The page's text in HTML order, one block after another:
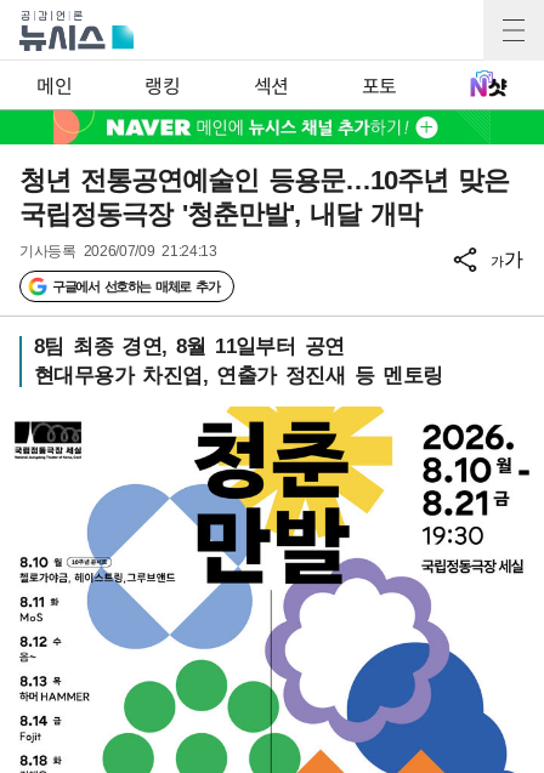
메인 랭킹 섹션 포토
청년 전통공연예술인 등용문…10주년 맞은
국립정동극장 '청춘만발', 내달 개막
기사등록 2026/07/09 21:24:13
구글에서 선호하는 매체로 추가
가가
8팀 최종 경연, 8월 11일부터 공연
현대무용가 차진엽, 연출가 정진새 등 멘토링